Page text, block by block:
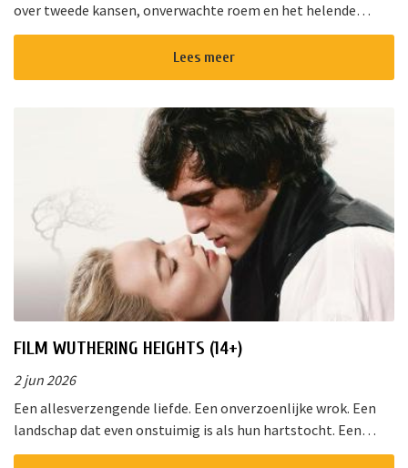
over tweede kansen, onverwachte roem en het helende
vermogen van muziek. Van de diepe gloed van “Cracklin&rsq...
Lees meer
FILM WUTHERING HEIGHTS (14+)
2 jun 2026
Een allesverzengende liefde. Een onverzoenlijke wrok. Een
landschap dat even onstuimig is als hun hartstocht. Een
gedurfde en originele verfilming van de wereldberoemde